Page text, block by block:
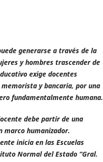
generarse a través de la
y hombres trascender de
exige docentes
y bancaria, por una
fundamentalmente humana.
debe partir de una
marco humanizador.
inicia en las Escuelas
Normal del Estado “Gral.